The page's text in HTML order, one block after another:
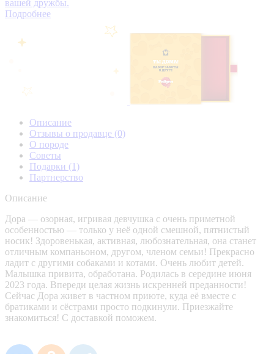
вашей дружбы.
Подробнее
Описание
Отзывы о продавце (0)
О породе
Советы
Подарки (1)
Партнерство
Описание
Дора — озорная, игривая девчушка с очень приметной
особенностью — только у неё одной смешной, пятнистый
носик! Здоровенькая, активная, любознательная, она станет
отличным компаньоном, другом, членом семьи! Прекрасно
ладит с другими собаками и котами. Очень любит детей.
Малышка привита, обработана. Родилась в середине июня
2023 года. Впереди целая жизнь искренней преданности!
Сейчас Дора живет в частном приюте, куда её вместе с
братиками и сёстрами просто подкинули. Приезжайте
знакомиться! С доставкой поможем.